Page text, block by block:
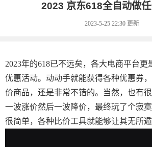
2023 京东618全自动做
2023-5-25 22:30 更新
2023年的618已不远矣，各大电商平台更
优惠活动。动动手就能获得各种优惠券
价商品，还是非常不错的。当然，也有
一波涨价然后一波降价，最终玩了个寂
很简单，各种比价工具就能够让其无所